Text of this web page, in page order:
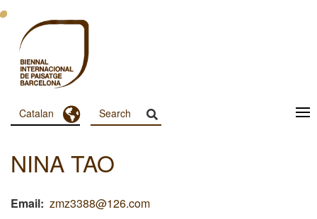
Vés
contingut
Menu
Principal
Dashboard
Catalan Toggle Dropdown
NINA TAO
Email zmz3388@126.com